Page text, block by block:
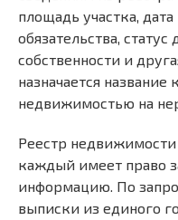
площадь участка,
обязательства,
собственности и
назначается название
недвижимостью на
Реестр
каждый имеет право
информацию. По
выписки из единого